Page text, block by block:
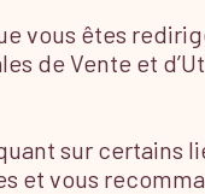
êtes
de Vente et
sur certains
et vous